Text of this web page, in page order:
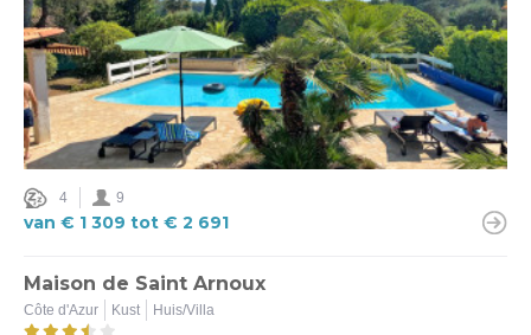
4 9
van € 1 309 tot € 2 691
Maison de Saint Arnoux
Côte d'Azur Kust Huis/Villa